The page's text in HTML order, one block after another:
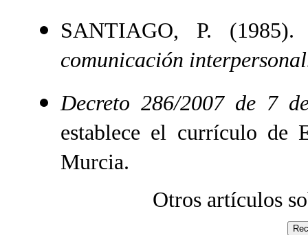
SANTIAGO, P.
comunicación
Decreto 286/2007 de 7
establece el currículo de
Murcia.
Otros artículos